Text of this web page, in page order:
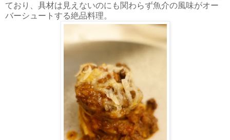
ており、具材は見えないのにも関わらず魚介の風味がオー
バーシュートする絶品料理。